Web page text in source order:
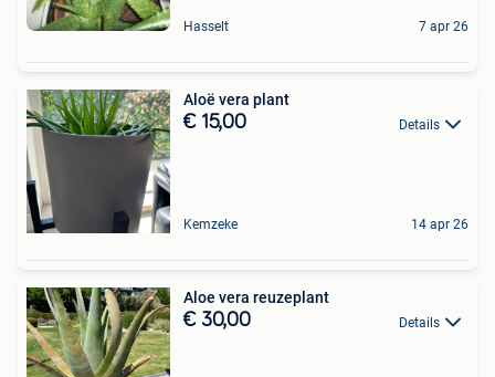
Hasselt 7 apr 26
Aloë vera plant
€ 15,00 Details
Kemzeke 14 apr 26
Aloe vera reuzeplant
€ 30,00 Details